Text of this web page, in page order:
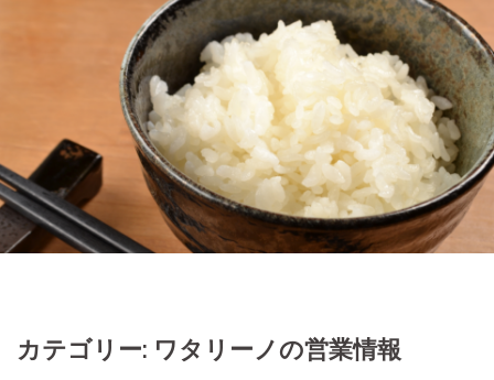
カテゴリー: ワタリーノの営業情報